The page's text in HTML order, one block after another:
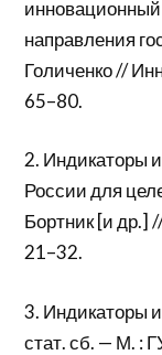
направления
Голиченко //
65–80.
2. Индикаторы
России для
Бортник [и
21–32.
3. Индикаторы
стат. сб. — М. :